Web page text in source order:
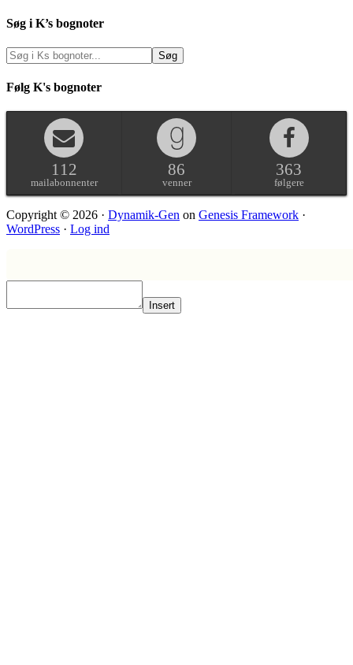
Søg i K’s bognoter
Følg K's bognoter
112
mailabonnenter
86
venner
363
følgere
Copyright © 2026 · Dynamik-Gen on Genesis Framework ·
WordPress · Log ind
Insert